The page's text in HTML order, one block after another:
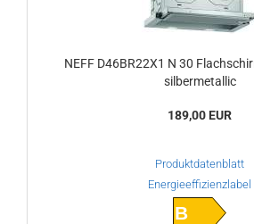
NEFF D46BR22X1 N 30
silbermetallic
189,00 EUR
Produktdatenblatt
Energieeffizienzlabel
B